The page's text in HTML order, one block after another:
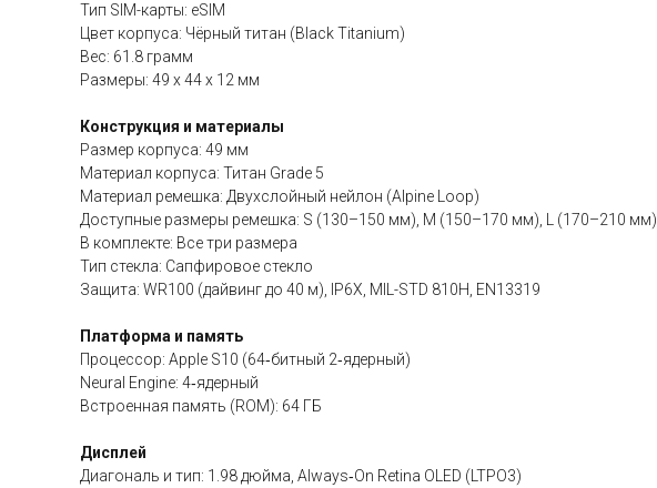
Тип SIM-карты: eSIM
Цвет корпуса: Чёрный титан (Black Titanium)
Вес: 61.8 грамм
Размеры: 49 x 44 x 12 мм
Конструкция и материалы
Размер корпуса: 49 мм
Материал корпуса: Титан Grade 5
Материал ремешка: Двухслойный нейлон (Alpine Loop)
Доступные размеры ремешка: S (130–150 мм), M (150–170 мм), L (170–210 мм)
В комплекте: Все три размера
Тип стекла: Сапфировое стекло
Защита: WR100 (дайвинг до 40 м), IP6X, MIL-STD 810H, EN13319
Платформа и память
Процессор: Apple S10 (64‑битный 2‑ядерный)
Neural Engine: 4‑ядерный
Встроенная память (ROM): 64 ГБ
Дисплей
Диагональ и тип: 1.98 дюйма, Always‑On Retina OLED (LTPO3)